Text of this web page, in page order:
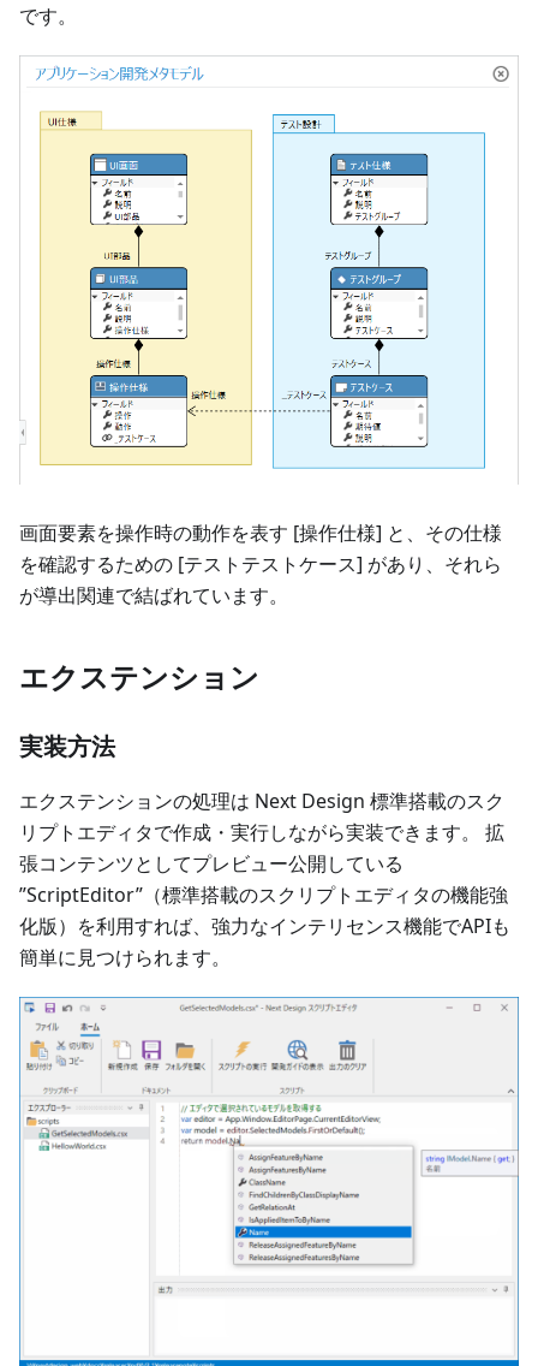
です。
画面要素を操作時の動作を表す [操作仕様] と、その仕様
を確認するための [テストテストケース] があり、それら
が導出関連で結ばれています。
エクステンション
実装方法
エクステンションの処理は Next Design 標準搭載のスク
リプトエディタで作成・実行しながら実装できます。 拡
張コンテンツとしてプレビュー公開している
”ScriptEditor”（標準搭載のスクリプトエディタの機能強
化版）を利用すれば、強力なインテリセンス機能でAPIも
簡単に見つけられます。